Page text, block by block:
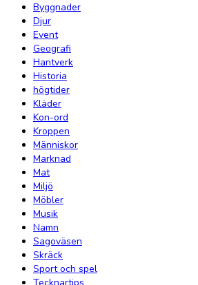
Byggnader
Djur
Event
Geografi
Hantverk
Historia
högtider
Kläder
Kon-ord
Kroppen
Människor
Marknad
Mat
Miljö
Möbler
Musik
Namn
Sagoväsen
Skräck
Sport och spel